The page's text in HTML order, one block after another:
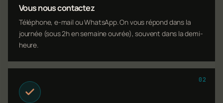
Vous nous contactez
Téléphone, e-mail ou WhatsApp. On vous répond dans la
journée (sous 2h en semaine ouvrée), souvent dans la demi-
heure.
02